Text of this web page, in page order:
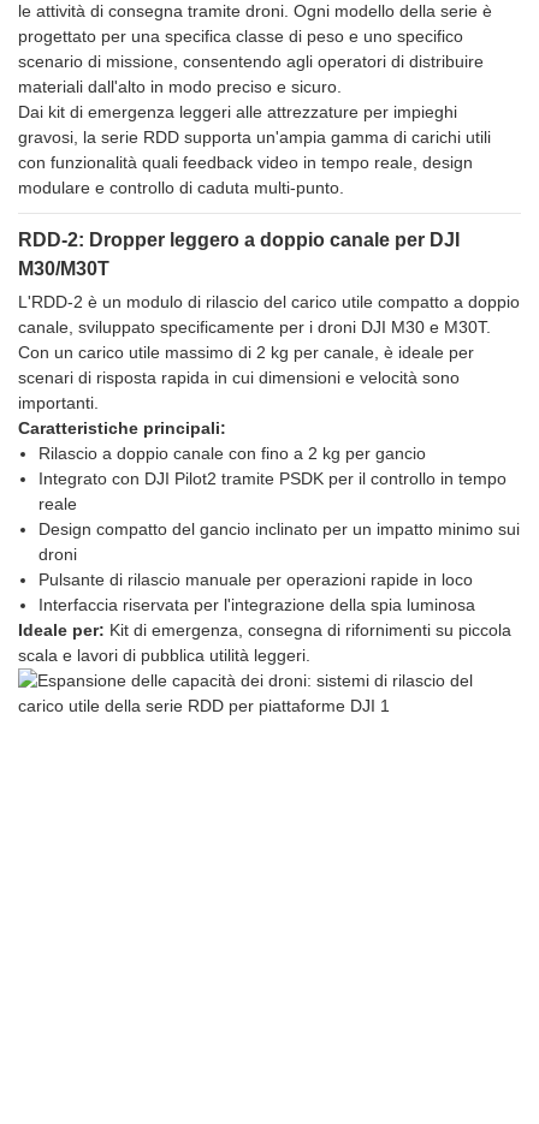
le attività di consegna tramite droni. Ogni modello della serie è
progettato per una specifica classe di peso e uno specifico
scenario di missione, consentendo agli operatori di distribuire
materiali dall'alto in modo preciso e sicuro.
Dai kit di emergenza leggeri alle attrezzature per impieghi
gravosi, la serie RDD supporta un'ampia gamma di carichi utili
con funzionalità quali feedback video in tempo reale, design
modulare e controllo di caduta multi-punto.
RDD-2: Dropper leggero a doppio canale per DJI
M30/M30T
L'RDD-2 è un modulo di rilascio del carico utile compatto a doppio
canale, sviluppato specificamente per i droni DJI M30 e M30T.
Con un carico utile massimo di 2 kg per canale, è ideale per
scenari di risposta rapida in cui dimensioni e velocità sono
importanti.
Caratteristiche principali:
Rilascio a doppio canale con fino a 2 kg per gancio
Integrato con DJI Pilot2 tramite PSDK per il controllo in tempo
reale
Design compatto del gancio inclinato per un impatto minimo sui
droni
Pulsante di rilascio manuale per operazioni rapide in loco
Interfaccia riservata per l'integrazione della spia luminosa
Ideale per: Kit di emergenza, consegna di rifornimenti su piccola
scala e lavori di pubblica utilità leggeri.